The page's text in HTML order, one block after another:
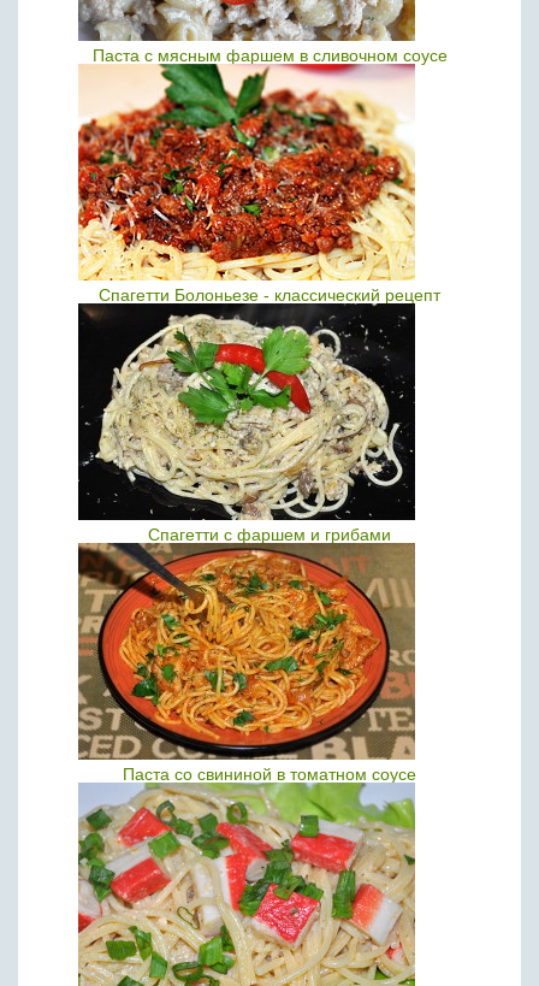
Паста с мясным фаршем в сливочном соусе
Спагетти Болоньезе - классический рецепт
Спагетти с фаршем и грибами
Паста со свининой в томатном соусе